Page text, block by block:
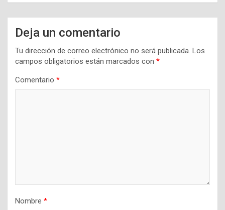
Deja un comentario
Tu dirección de correo electrónico no será publicada. Los
campos obligatorios están marcados con *
Comentario *
Nombre *